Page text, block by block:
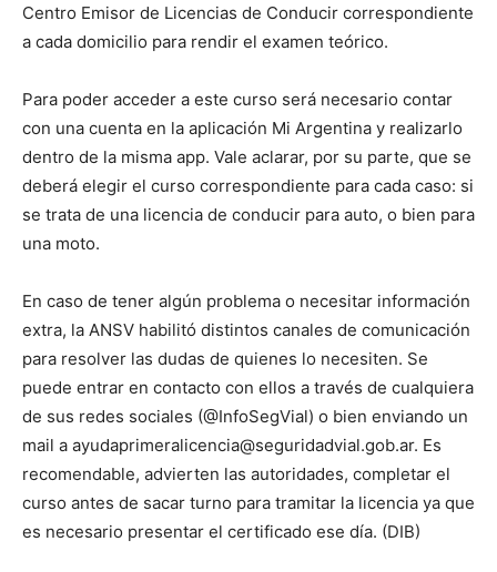
Centro Emisor de Licencias de Conducir correspondiente
a cada domicilio para rendir el examen teórico.
Para poder acceder a este curso será necesario contar
con una cuenta en la aplicación Mi Argentina y realizarlo
dentro de la misma app. Vale aclarar, por su parte, que se
deberá elegir el curso correspondiente para cada caso: si
se trata de una licencia de conducir para auto, o bien para
una moto.
En caso de tener algún problema o necesitar información
extra, la ANSV habilitó distintos canales de comunicación
para resolver las dudas de quienes lo necesiten. Se
puede entrar en contacto con ellos a través de cualquiera
de sus redes sociales (@InfoSegVial) o bien enviando un
mail a ayudaprimeralicencia@seguridadvial.gob.ar. Es
recomendable, advierten las autoridades, completar el
curso antes de sacar turno para tramitar la licencia ya que
es necesario presentar el certificado ese día. (DIB)